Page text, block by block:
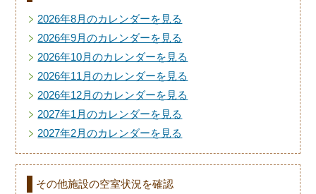
2026年8月のカレンダーを見る
2026年9月のカレンダーを見る
2026年10月のカレンダーを見る
2026年11月のカレンダーを見る
2026年12月のカレンダーを見る
2027年1月のカレンダーを見る
2027年2月のカレンダーを見る
その他施設の空室状況を確認